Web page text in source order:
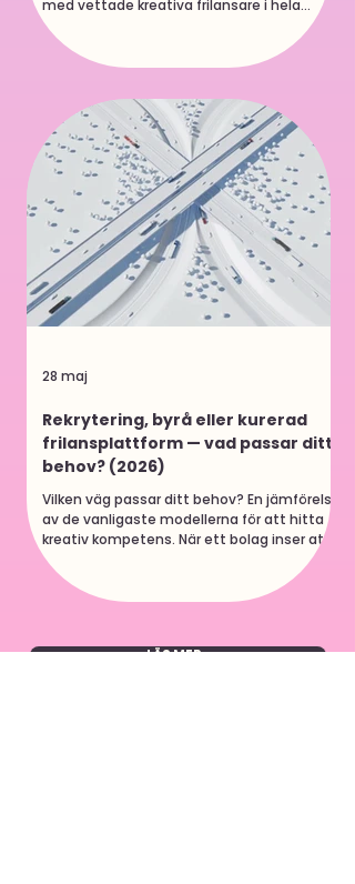
med vettade kreativa frilansare i hela
Sverige. Allt fler svenska bolag bygger sina
egna marknadsföringsteam. Det är en
tydlig global trend som också syns här. Men
som förstår det tidigt bygger en
hybridmodell som ger dem en påtaglig
fördel. Den här guiden handlar om hur det
fungerar i praktiken. In-house är inte svaret
på allt 82% av större varumärken
Rekrytering, byrå eller kurerad
frilansplattform — vad passar ditt
behov? (2026)
Vilken väg passar ditt behov? En jämförelse
av de vanligaste modellerna för att hitta
kreativ kompetens. När ett bolag inser att
de behöver mer kreativ kapacitet brukar
diskussionen snabbt hamna i tre spår:
anställa någon, anlita en byrå, eller hitta en
28 maj
LÄS MER >